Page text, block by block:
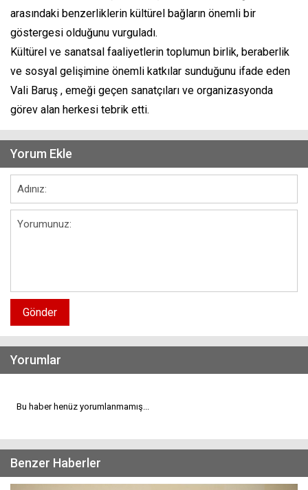
arasındaki benzerliklerin kültürel bağların önemli bir
göstergesi olduğunu vurguladı.
Kültürel ve sanatsal faaliyetlerin toplumun birlik, beraberlik
ve sosyal gelişimine önemli katkılar sunduğunu ifade eden
Vali Baruş , emeği geçen sanatçıları ve organizasyonda
görev alan herkesi tebrik etti.
Yorum Ekle
Gönder
Yorumlar
Bu haber henüz yorumlanmamış...
Benzer Haberler